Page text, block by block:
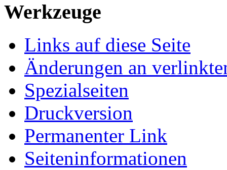
Werkzeuge
Links auf diese Seite
Änderungen an
Spezialseiten
Druckversion
Permanenter Link
Seiten­informationen